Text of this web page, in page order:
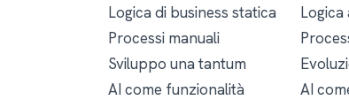
Logica di business statica
Processi manuali
Sviluppo una tantum
AI come funzionalità
AI